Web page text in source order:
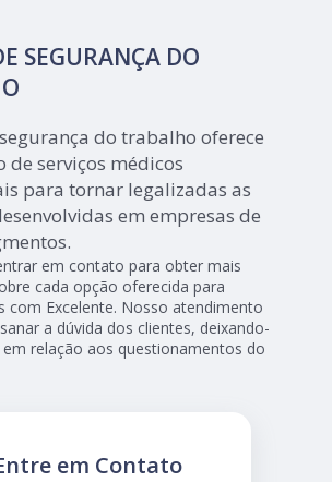
SEGURANÇA DO
do trabalho oferece
de serviços médicos
para tornar legalizadas as
em empresas de
em contato para obter mais
cada opção oferecida para
com Excelente. Nosso atendimento
a dúvida dos clientes, deixando-
relação aos questionamentos do
em Contato